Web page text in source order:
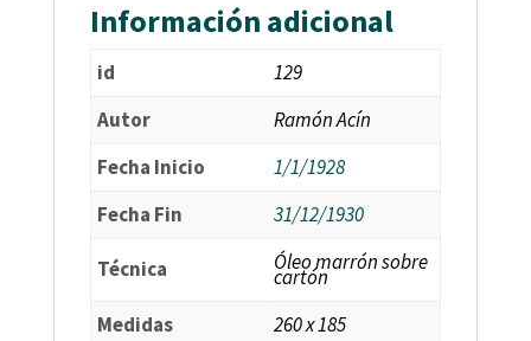
Información adicional
id
129
Autor
Ramón Acín
Fecha Inicio
1/1/1928
Fecha Fin
31/12/1930
Técnica Óleo marrón sobre
cartón
Medidas
260 x 185